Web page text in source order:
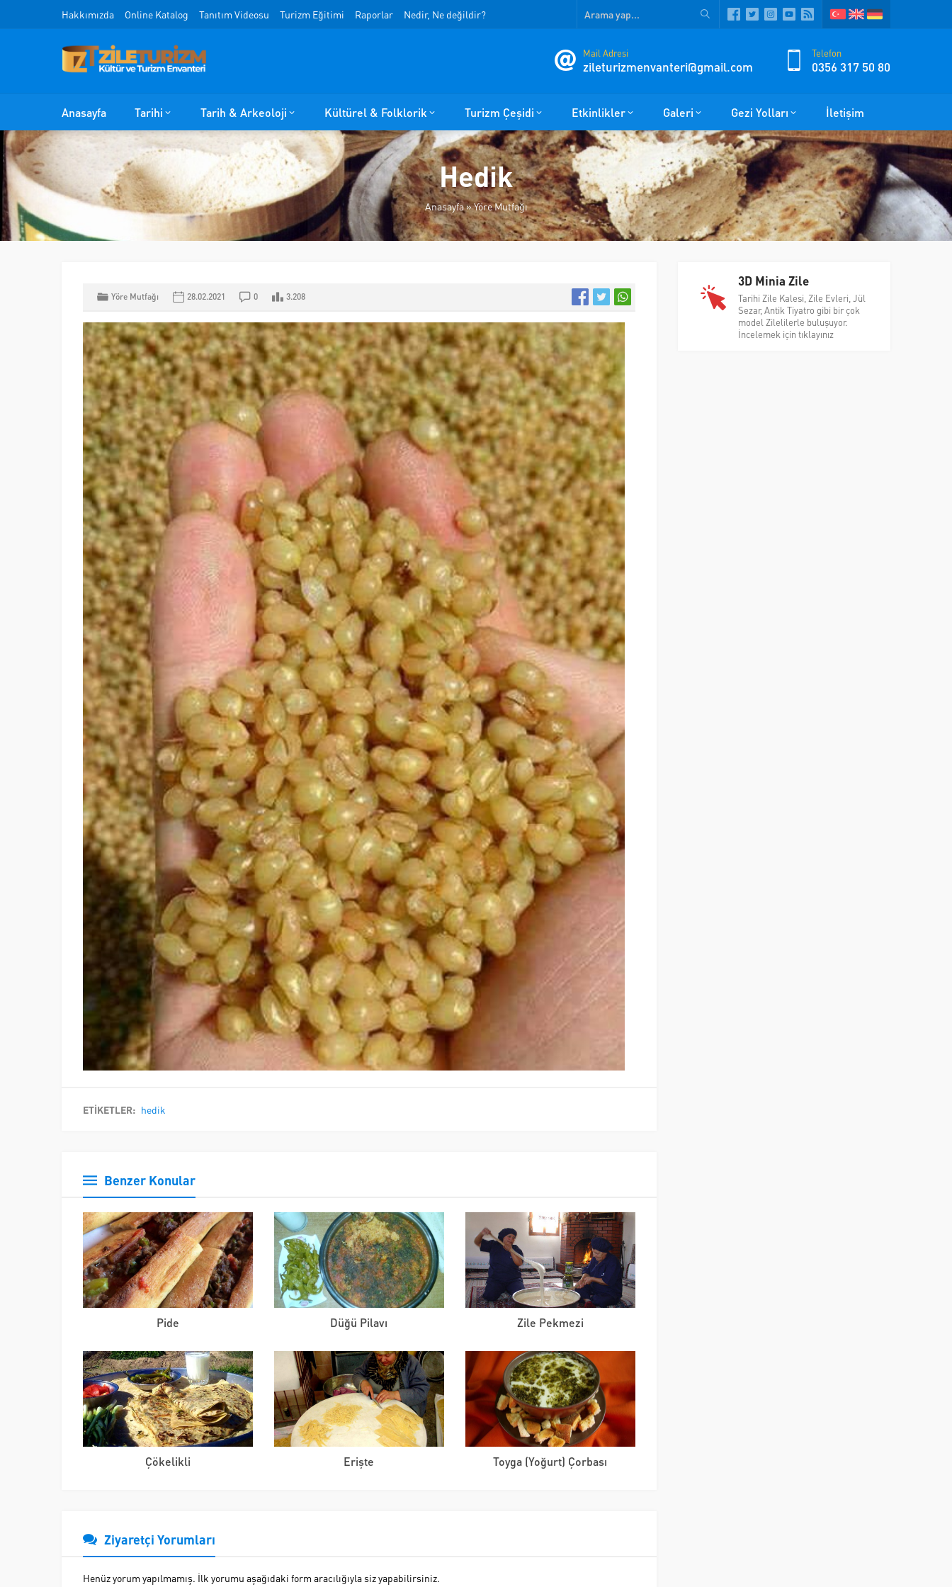
Hakkımızda Online Katalog Tanıtım Videosu Turizm Eğitimi Raporlar Nedir, Ne değildir?
Mail Adresi
zileturizmenvanteri@gmail.com
Telefon
0356 317 50 80
Anasayfa Tarihi Tarih & Arkeoloji Kültürel & Folklorik Turizm Çeşidi Etkinlikler Galeri Gezi Yolları İletişim
Hedik
Anasayfa»Yöre Mutfağı
Yöre Mutfağı 28.02.2021 0 3.208
ETİKETLER: hedik
Benzer Konular
Pide Düğü Pilavı Zile Pekmezi
Çökelikli Erişte Toyga (Yoğurt) Çorbası
Ziyaretçi Yorumları
Henüz yorum yapılmamış. İlk yorumu aşağıdaki form aracılığıyla siz yapabilirsiniz.
3D Minia Zile
Tarihi Zile Kalesi, Zile Evleri, Jül
Sezar, Antik Tiyatro gibi bir çok
model Zilelilerle buluşuyor.
İncelemek için tıklayınız